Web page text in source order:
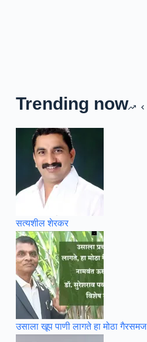
Trending now
सत्यशील शेरकर
उसाला खूप पाणी लागते हा मोठा गैरसमज